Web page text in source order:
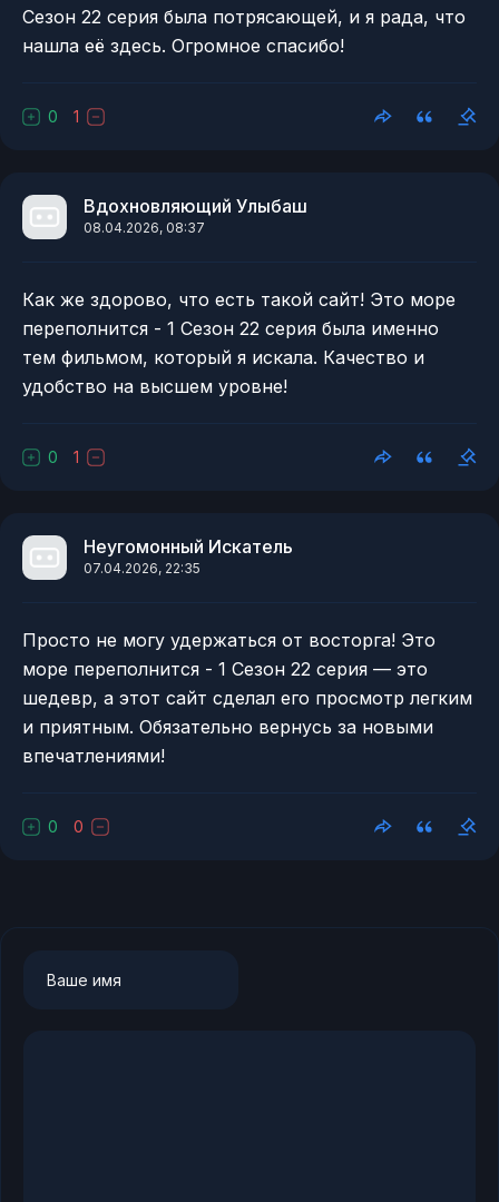
Сезон 22 серия была потрясающей, и я рада, что
нашла её здесь. Огромное спасибо!
0 1
Вдохновляющий Улыбаш
08.04.2026, 08:37
Как же здорово, что есть такой сайт! Это море
переполнится - 1 Сезон 22 серия была именно
тем фильмом, который я искала. Качество и
удобство на высшем уровне!
0 1
Неугомонный Искатель
07.04.2026, 22:35
Просто не могу удержаться от восторга! Это
море переполнится - 1 Сезон 22 серия — это
шедевр, а этот сайт сделал его просмотр легким
и приятным. Обязательно вернусь за новыми
впечатлениями!
0 0